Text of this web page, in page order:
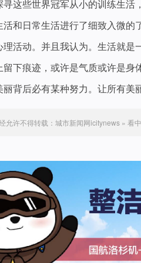
这些世界冠军从小的训练生活
和日常生活进行了细致入微
活动。并且我认为。生活就
留下痕迹，或许是气质或许是
背后必有某种努力。让所有美
允许不得转载： 城市新闻网icitynews» 看